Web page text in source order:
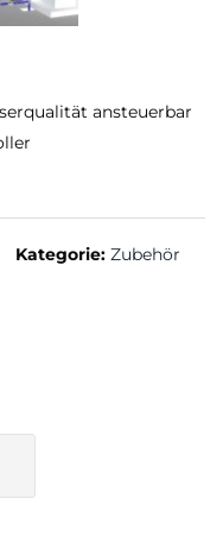
ansteuerbar
Kategorie: Zubehör